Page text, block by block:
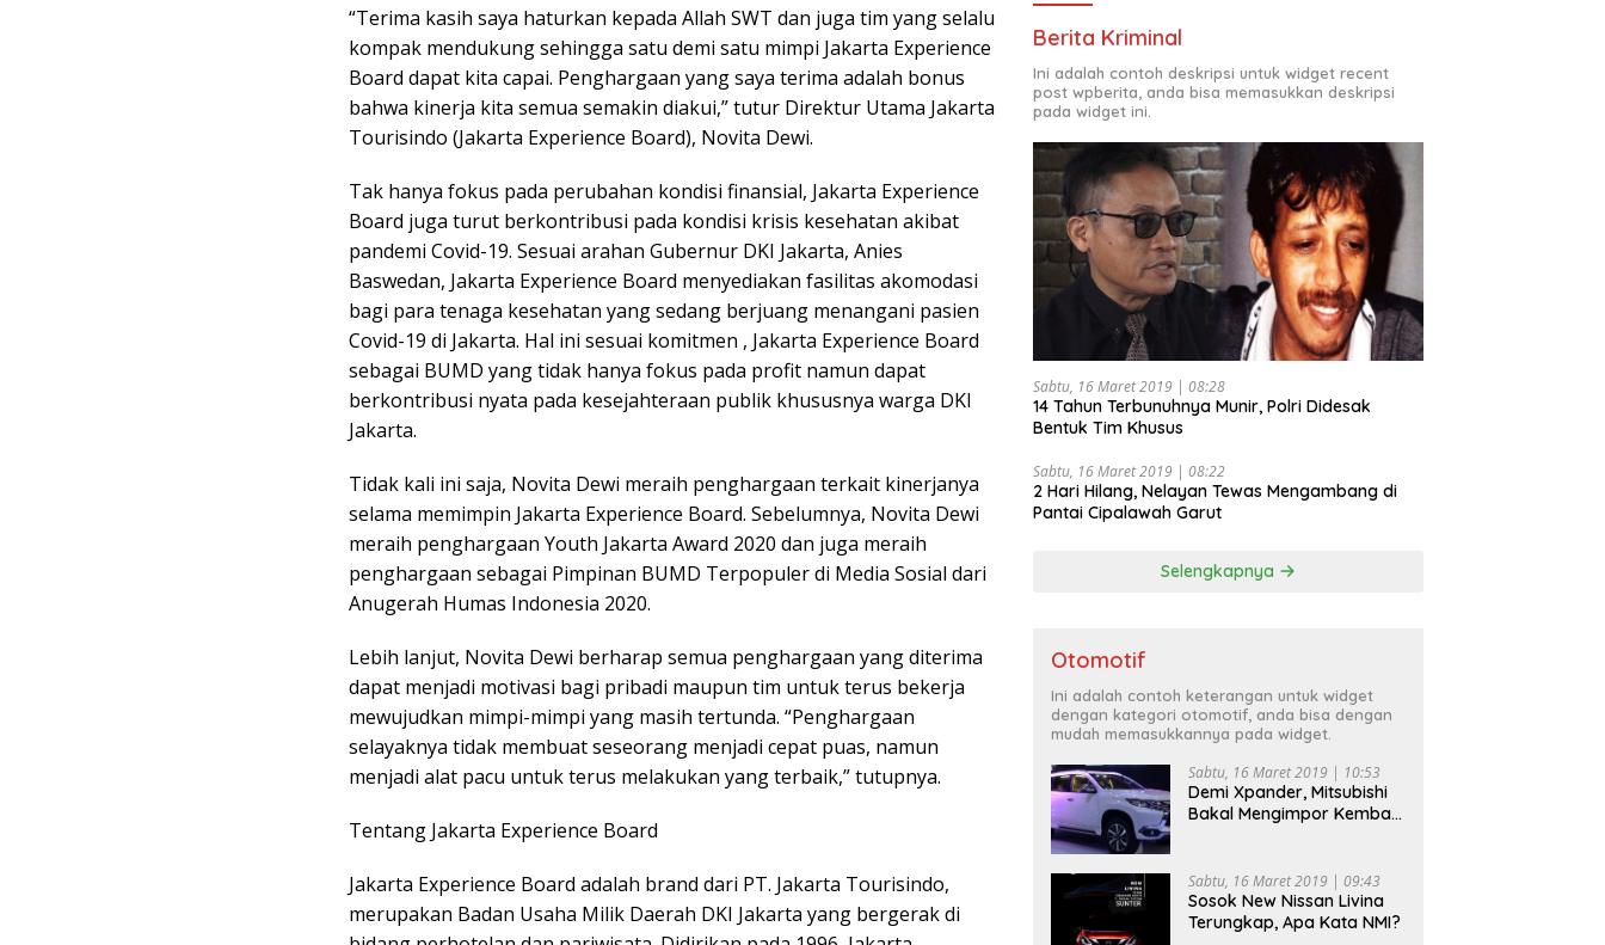
“Terima kasih saya haturkan kepada Allah SWT dan juga tim yang selalu
kompak mendukung sehingga satu demi satu mimpi Jakarta Experience
Board dapat kita capai. Penghargaan yang saya terima adalah bonus
bahwa kinerja kita semua semakin diakui,” tutur Direktur Utama Jakarta
Tourisindo (Jakarta Experience Board), Novita Dewi.
Tak hanya fokus pada perubahan kondisi finansial, Jakarta Experience
Board juga turut berkontribusi pada kondisi krisis kesehatan akibat
pandemi Covid-19. Sesuai arahan Gubernur DKI Jakarta, Anies
Baswedan, Jakarta Experience Board menyediakan fasilitas akomodasi
bagi para tenaga kesehatan yang sedang berjuang menangani pasien
Covid-19 di Jakarta. Hal ini sesuai komitmen , Jakarta Experience Board
sebagai BUMD yang tidak hanya fokus pada profit namun dapat
berkontribusi nyata pada kesejahteraan publik khususnya warga DKI
Jakarta.
Tidak kali ini saja, Novita Dewi meraih penghargaan terkait kinerjanya
selama memimpin Jakarta Experience Board. Sebelumnya, Novita Dewi
meraih penghargaan Youth Jakarta Award 2020 dan juga meraih
penghargaan sebagai Pimpinan BUMD Terpopuler di Media Sosial dari
Anugerah Humas Indonesia 2020.
Lebih lanjut, Novita Dewi berharap semua penghargaan yang diterima
dapat menjadi motivasi bagi pribadi maupun tim untuk terus bekerja
mewujudkan mimpi-mimpi yang masih tertunda. “Penghargaan
selayaknya tidak membuat seseorang menjadi cepat puas, namun
menjadi alat pacu untuk terus melakukan yang terbaik,” tutupnya.
Tentang Jakarta Experience Board
Jakarta Experience Board adalah brand dari PT. Jakarta Tourisindo,
merupakan Badan Usaha Milik Daerah DKI Jakarta yang bergerak di
Berita Kriminal
Ini adalah contoh deskripsi untuk widget recent
post wpberita, anda bisa memasukkan deskripsi
pada widget ini.
Sabtu, 16 Maret 2019 | 08:28
14 Tahun Terbunuhnya Munir, Polri Didesak
Bentuk Tim Khusus
Sabtu, 16 Maret 2019 | 08:22
2 Hari Hilang, Nelayan Tewas Mengambang di
Pantai Cipalawah Garut
Selengkapnya
Otomotif
Ini adalah contoh keterangan untuk widget
dengan kategori otomotif, anda bisa dengan
mudah memasukkannya pada widget.
Sabtu, 16 Maret 2019 | 10:53
Demi Xpander, Mitsubishi
Bakal Mengimpor Kembali
Sabtu, 16 Maret 2019 | 09:43
Sosok New Nissan Livina
Terungkap, Apa Kata NMI?